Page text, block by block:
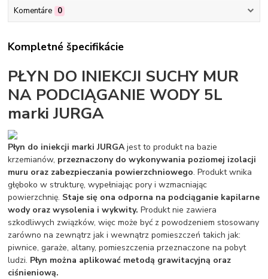
Komentáre 0
Kompletné špecifikácie
PŁYN DO INIEKCJI SUCHY MUR
NA PODCIĄGANIE WODY 5L
marki JURGA
Płyn do iniekcji marki JURGAjest to produkt na bazie
krzemianów, przeznaczony do wykonywania poziomej izolacji
muru oraz zabezpieczania powierzchniowego. Produkt wnika
głęboko w strukturę, wypełniając pory i wzmacniając
powierzchnię. Staje się ona odporna na podciąganie kapilarne
wody oraz wysolenia i wykwity. Produkt nie zawiera
szkodliwych związków, więc może być z powodzeniem stosowany
zarówno na zewnątrz jak i wewnątrz pomieszczeń takich jak:
piwnice, garaże, altany, pomieszczenia przeznaczone na pobyt
ludzi. Płyn można aplikować metodą grawitacyjną oraz
ciśnieniową.